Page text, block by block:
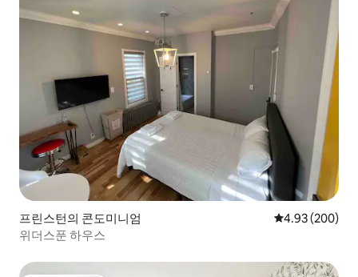
프린스턴의 콘도미니엄 평점 4.93점(5
4.93 (200)
위더스푼 하우스